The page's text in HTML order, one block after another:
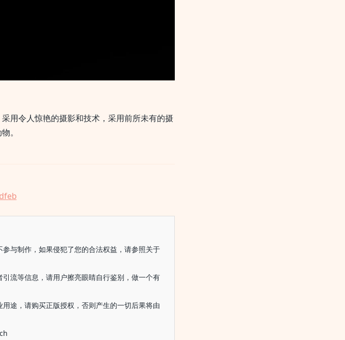
用令人惊艳的摄影和技术，采用前所未有的摄
。
与制作，如果侵犯了您的合法权益，请参照关于
流等信息，请用户擦亮眼睛自行鉴别，做一个有
途，请购买正版授权，否则产生的一切后果将由